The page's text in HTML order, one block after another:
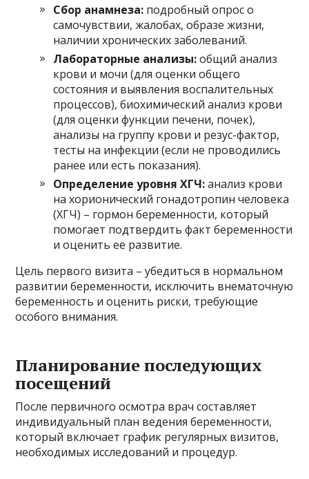
Сбор анамнеза: подробный опрос о
самочувствии, жалобах, образе жизни,
наличии хронических заболеваний.
Лабораторные анализы:общий анализ
крови и мочи (для оценки общего
состояния и выявления воспалительных
процессов), биохимический анализ крови
(для оценки функции печени, почек),
анализы на группу крови и резус-фактор,
тесты на инфекции (если не проводились
ранее или есть показания).
Определение уровня ХГЧ:анализ крови
на хорионический гонадотропин человека
(ХГЧ) – гормон беременности, который
помогает подтвердить факт беременности
и оценить ее развитие.
Цель первого визита – убедиться в нормальном
развитии беременности, исключить внематочную
беременность и оценить риски, требующие
особого внимания.
Планирование последующих
посещений
После первичного осмотра врач составляет
индивидуальный план ведения беременности,
который включает график регулярных визитов,
необходимых исследований и процедур.